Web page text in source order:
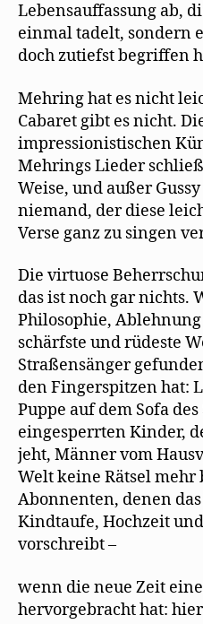
Lebensauffassung ab,
einmal tadelt, sondern
doch zutiefst begriffen
Mehring hat es nicht
Cabaret gibt es nicht.
impressionistischen
Mehrings Lieder
Weise, und außer
niemand, der diese
Verse ganz zu singen
Die virtuose
das ist noch gar nichts.
Philosophie,
schärfste und rüdeste
Straßensänger
den Fingerspitzen hat:
Puppe auf dem Sofa
eingesperrten Kinder,
jeht, Männer vom
Welt keine Rätsel mehr
Abonnenten, denen
Kindtaufe, Hochzeit
vorschreibt –
wenn die neue Zeit
hervorgebracht hat: